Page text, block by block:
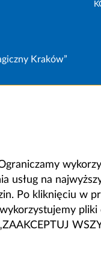
Kraków”
usług na
Po kliknięciu w
pliki